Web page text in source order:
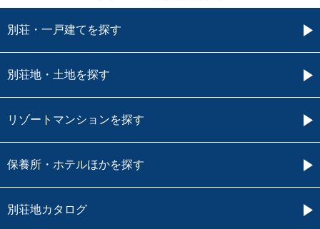
別荘・一戸建てを探す
別荘地・土地を探す
リゾートマンションを探す
保養所・ホテルほかを探す
別荘地カタログ